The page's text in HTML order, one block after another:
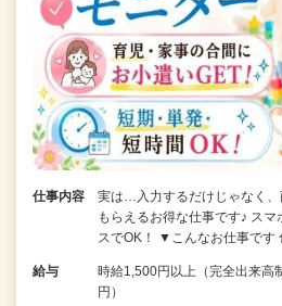
仕事内容
実は…入力するだけじゃなく
もらえるお得な仕事です♪ ス
スでOK！ ▼こんなお仕事です
給与
時給1,500円以上（完全出来高
円）